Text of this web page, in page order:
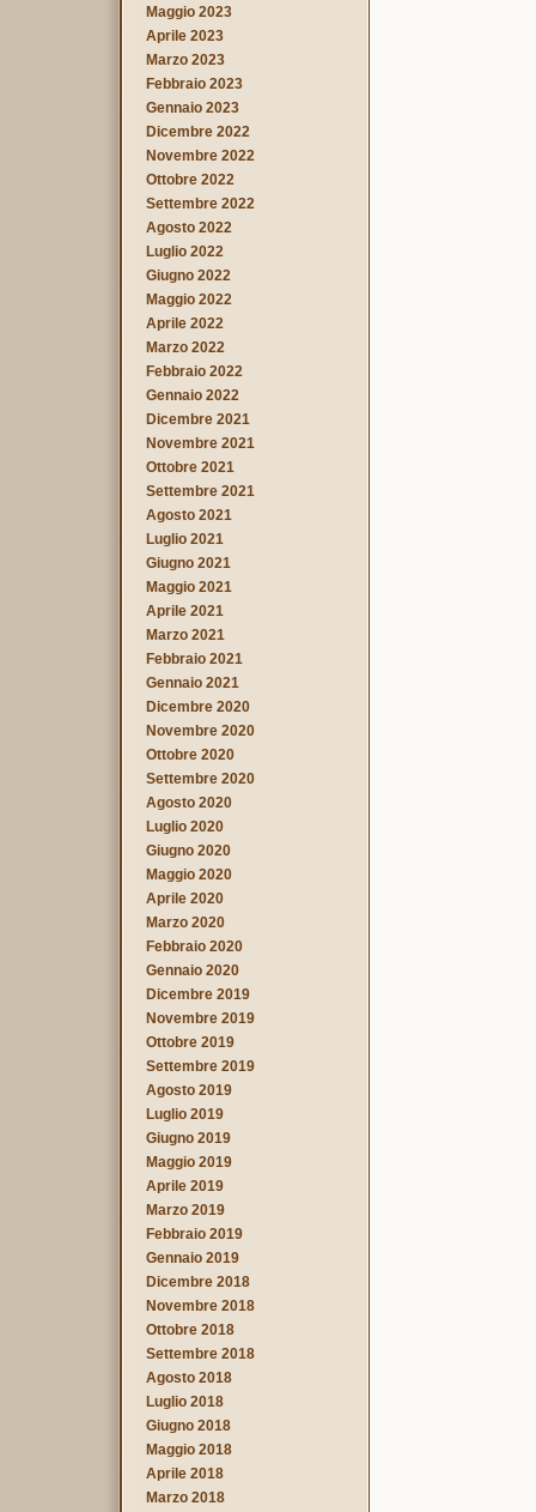
Maggio 2023
Aprile 2023
Marzo 2023
Febbraio 2023
Gennaio 2023
Dicembre 2022
Novembre 2022
Ottobre 2022
Settembre 2022
Agosto 2022
Luglio 2022
Giugno 2022
Maggio 2022
Aprile 2022
Marzo 2022
Febbraio 2022
Gennaio 2022
Dicembre 2021
Novembre 2021
Ottobre 2021
Settembre 2021
Agosto 2021
Luglio 2021
Giugno 2021
Maggio 2021
Aprile 2021
Marzo 2021
Febbraio 2021
Gennaio 2021
Dicembre 2020
Novembre 2020
Ottobre 2020
Settembre 2020
Agosto 2020
Luglio 2020
Giugno 2020
Maggio 2020
Aprile 2020
Marzo 2020
Febbraio 2020
Gennaio 2020
Dicembre 2019
Novembre 2019
Ottobre 2019
Settembre 2019
Agosto 2019
Luglio 2019
Giugno 2019
Maggio 2019
Aprile 2019
Marzo 2019
Febbraio 2019
Gennaio 2019
Dicembre 2018
Novembre 2018
Ottobre 2018
Settembre 2018
Agosto 2018
Luglio 2018
Giugno 2018
Maggio 2018
Aprile 2018
Marzo 2018